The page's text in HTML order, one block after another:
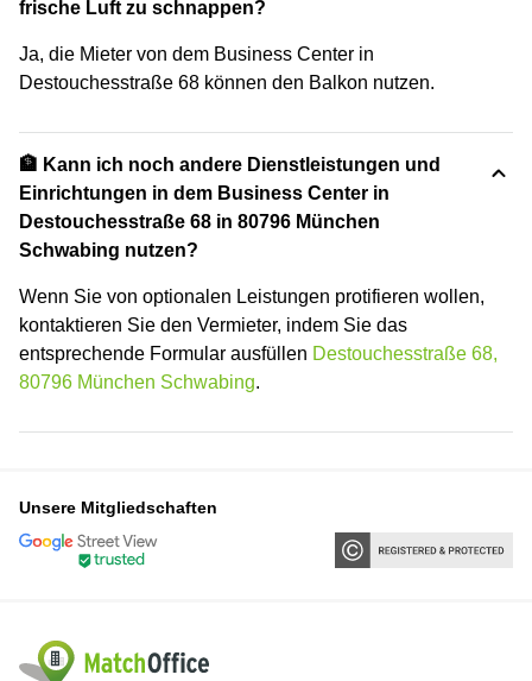
frische Luft zu schnappen?
Ja, die Mieter von dem Business Center in
Destouchesstraße 68 können den Balkon nutzen.
🏦 Kann ich noch andere Dienstleistungen und
Einrichtungen in dem Business Center in
Destouchesstraße 68 in 80796 München
Schwabing nutzen?
Wenn Sie von optionalen Leistungen protifieren wollen,
kontaktieren Sie den Vermieter, indem Sie das
entsprechende Formular ausfüllen Destouchesstraße 68,
80796 München Schwabing.
Unsere Mitgliedschaften